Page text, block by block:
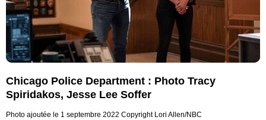
Chicago Police Department : Photo Tracy
Spiridakos, Jesse Lee Soffer
Photo ajoutée le 1 septembre 2022 Copyright Lori Allen/NBC